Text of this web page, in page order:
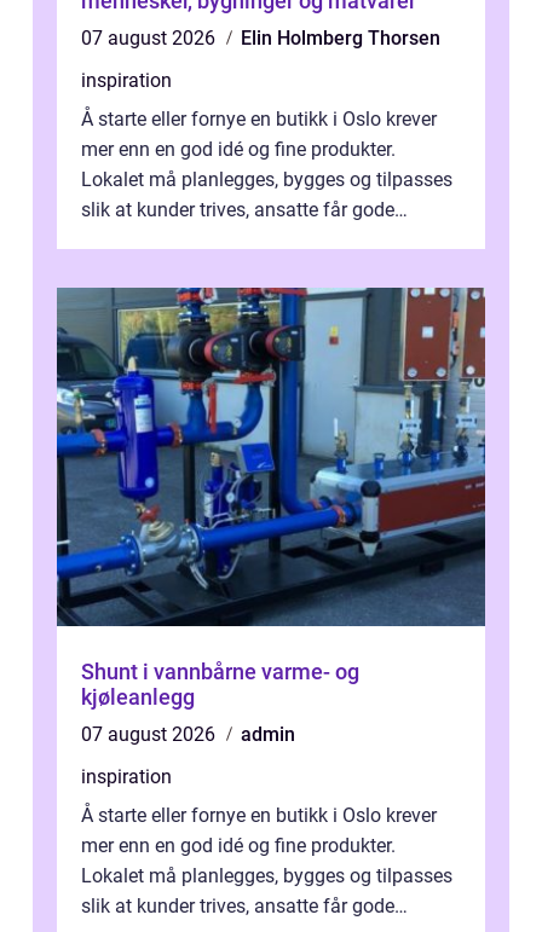
07 august 2026
Elin Holmberg Thorsen
inspiration
Å starte eller fornye en butikk i Oslo krever
mer enn en god idé og fine produkter.
Lokalet må planlegges, bygges og tilpasses
slik at kunder trives, ansatte får gode
Shunt i vannbårne varme- og
kjøleanlegg
07 august 2026
admin
inspiration
Å starte eller fornye en butikk i Oslo krever
mer enn en god idé og fine produkter.
Lokalet må planlegges, bygges og tilpasses
slik at kunder trives, ansatte får gode